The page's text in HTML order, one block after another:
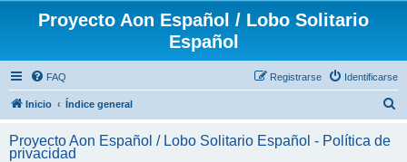
Proyecto Aon Español / Lobo Solitario
Español
FAQ Identificarse
Registrarse
Inicio Índice general
Proyecto Aon Español / Lobo Solitario Español - Política de
privacidad